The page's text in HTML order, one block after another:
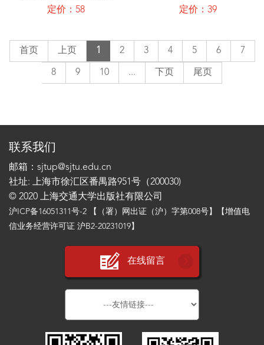
定价：58
定价：39
首页 上页 1 2 3 4 5 6 7
8 9 10 ... 下页 尾页
联系我们
邮箱：sjtup@sjtu.edu.cn
社址: 上海市徐汇区番禺路951号（200030)
© 2020 上海交通大学出版社有限公司
沪ICP备16051311号-2 【（署）网出证（沪）字第008号】【增值电
信业务经营许可证 沪B2-20231019】
在线留言